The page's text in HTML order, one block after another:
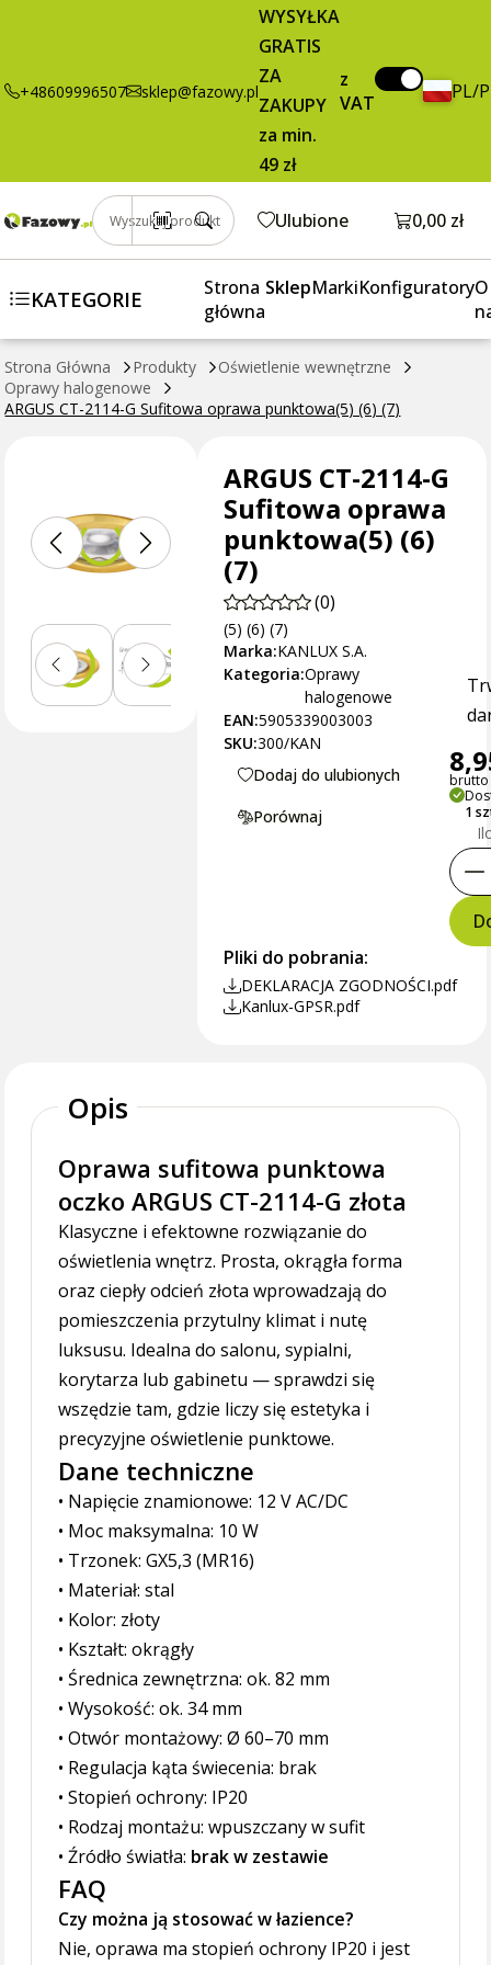
+48609996507 sklep@fazowy.pl
WYSYŁKA
GRATIS
ZA
ZAKUPY
za min.
49 zł
z
VAT
PL/
Wyszukaj produkt Ulubione Otwórz
0,00 zł
KATEGORIE
Strona
główna
SklepMarkiKonfiguratoryO
Strona Główna Produkty
Oświetlenie wewnętrzne
Oprawy halogenowe
ARGUS CT-2114-G Sufitowa oprawa punktowa(5) (6) (7)
punktowa(5)
brutto / szt.
ARGUS CT-2114-G
Sufitowa oprawa
punktowa(5) (6)
(7)
(0)
(5) (6) (7)
Marka:KANLUX S.A.
Kategoria:Oprawy
halogenowe
EAN:5905339003003
SKU:300/KAN
Dodaj do ulubionych
Porównaj
brutto
1
Pliki do pobrania:
DEKLARACJA ZGODNOŚCI.pdf
Kanlux-GPSR.pdf
Opis
Oprawa sufitowa punktowa
oczko ARGUS CT-2114-G złota
Klasyczne i efektowne rozwiązanie do
oświetlenia wnętrz. Prosta, okrągła forma
oraz ciepły odcień złota wprowadzają do
pomieszczenia przytulny klimat i nutę
luksusu. Idealna do salonu, sypialni,
korytarza lub gabinetu — sprawdzi się
wszędzie tam, gdzie liczy się estetyka i
precyzyjne oświetlenie punktowe.
Dane techniczne
• Napięcie znamionowe: 12 V AC/DC
• Moc maksymalna: 10 W
• Trzonek: GX5,3 (MR16)
• Materiał: stal
• Kolor: złoty
• Kształt: okrągły
• Średnica zewnętrzna: ok. 82 mm
• Wysokość: ok. 34 mm
• Otwór montażowy: Ø 60–70 mm
• Regulacja kąta świecenia: brak
• Stopień ochrony: IP20
• Rodzaj montażu: wpuszczany w sufit
• Źródło światła: brak w zestawie
FAQ
Czy można ją stosować w łazience?
Nie, oprawa ma stopień ochrony IP20 i jest